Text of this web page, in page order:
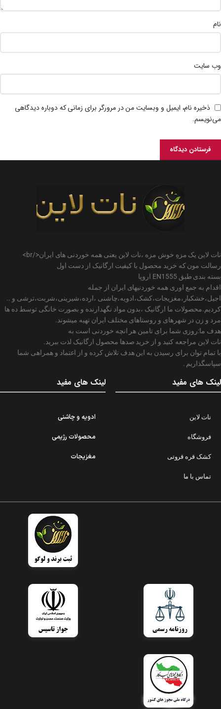
نام
وب‌ سایت
ذخیره نام، ایمیل و وبسایت من در مرورگر برای زمانی که دوباره دیدگاهی
می‌نویسم.
نات لاین یک مزهِ خوش مزه ،نات لاین یعنی همه خوردنی های ایران</br>
رسالت مون که خرید محصول با کیفیت ارگانیک از دست اول
بسته بندی طبق EN1555 اروپا
اقدام به جمع اوری همه خوردنیهای ایران از جمله
اجیل،خشکبار،مغزیجات،کشک،ادویه،چاشنی ،ارده،شیرینی،شربت،ترشی و ..
کردیم.محصولات ما ارگانیک ،بدون مواد نگهدارنده و بصورت خانگی توسط ده ها
مرد و زن در شهرهای و روستاهای مختلف ایران تهیه میشوند.
هدف ما:روزی شما برای تامین هر انچه خوردنی است به
نات لاین مراجعه کنید و از خرید صدها محصول ارگانیک لذت ببرید.
با تمام توان برای رسیدن به این هدف تلاش کرده و از اعتماد و همراهی شما
سپاسگذاریم .
لینک های مفید
نات لاین
فروشگاه
کشک قره قروتی
تماس با ما
لینک های مفید
ادویه و چاشنی
محصولات رژیمی
مغزیجات